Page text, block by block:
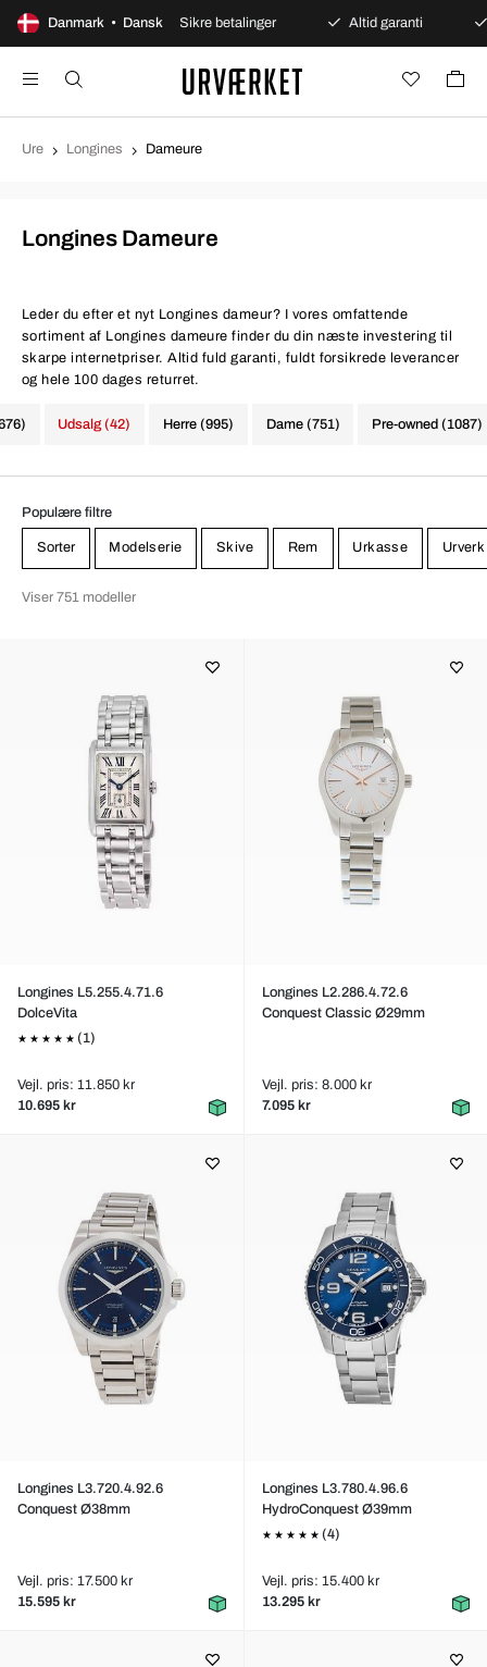
Danmark • Dansk
køb Sikre betalinger Altid garanti
Ure Longines Dameure
Longines Dameure
Leder du efter et nyt Longines dameur? I vores omfattende
sortiment af Longines dameure finder du din næste investering til
skarpe internetpriser. Altid fuld garanti, fuldt forsikrede leverancer
og hele 100 dages returret.
Herre (995) Dame (751) Pre-owned (1087)
Udsalg (42)
Populære filtre
Sorter Modelserie Skive Rem Urkasse
Viser 751 modeller
Longines L5.255.4.71.6
DolceVita
(1)
Vejl. pris: 11.850 kr
10.695 kr
Longines L2.286.4.72.6
Conquest Classic Ø29mm
Vejl. pris: 8.000 kr
7.095 kr
Longines L3.720.4.92.6
Conquest Ø38mm
Vejl. pris: 17.500 kr
15.595 kr
Longines L3.780.4.96.6
HydroConquest Ø39mm
(4)
Vejl. pris: 15.400 kr
13.295 kr